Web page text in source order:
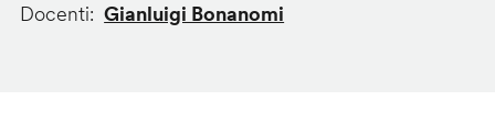
Docenti
Gianluigi Bonanomi